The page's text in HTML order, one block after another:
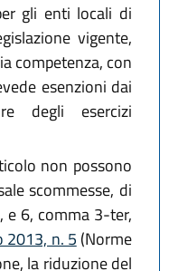
gli enti locali di
vigente,
competenza, con
esenzioni dai
degli esercizi
non possono
scommesse, di
e 6, comma 3-ter,
2013, n. 5 (Norme
la riduzione del